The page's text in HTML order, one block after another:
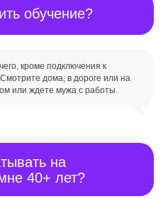
обучение?
кроме подключения к
дома, в дороге или на
или ждете мужа с работы.
на
40+ лет?